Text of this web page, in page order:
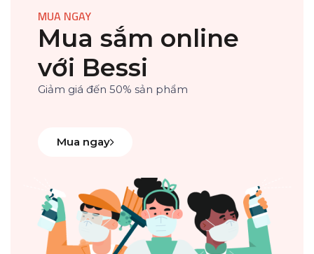
MUA NGAY
Mua sắm online
với Bessi
Giảm giá đến 50% sản phẩm
Mua ngay